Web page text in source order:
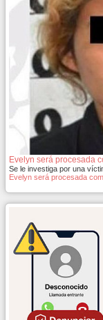
Evelyn será procesada
Se le investiga por una
Evelyn será procesada